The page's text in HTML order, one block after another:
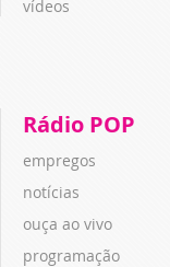
vídeos
Rádio POP
empregos
notícias
ouça ao vivo
programação